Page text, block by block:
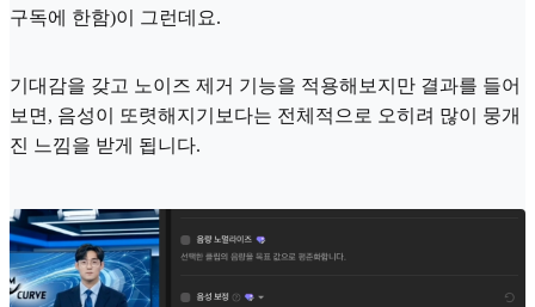
구독에 한함)이 그런데요.
기대감을 갖고 노이즈 제거 기능을 적용해보지만 결과를 들어
보면, 음성이 또렷해지기보다는 전체적으로 오히려 많이 뭉개
진 느낌을 받게 됩니다.